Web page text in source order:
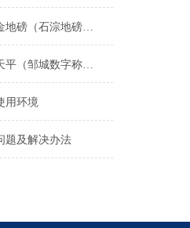
旧馆地磅（千金地磅（石淙地磅（南通地磅）崇川地磅）港闸地磅维修
成武电子隔爆天平（邹城数字称重模块）曹县地磅）寒亭防爆电子台称维修
用环境
题及解决办法